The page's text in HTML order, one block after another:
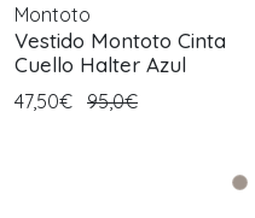
Montoto
Vestido Montoto Cinta
Cuello Halter Azul
47,50€ 95,0€